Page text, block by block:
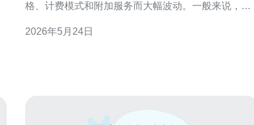
格、计费模式和附加服务而大幅波动。一般来说，越
的小型VPS）入门级（1核/1GB/20GB）价格大致在每
2026年5月24日